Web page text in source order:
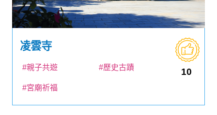
凌雲寺
10
#親子共遊 #歷史古蹟
#宮廟祈福